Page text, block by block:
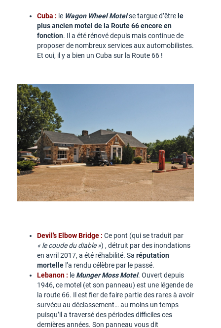
Cuba : le Wagon Wheel Motelse targue d’êtrele
plus ancien motel de la Route 66 encore en
fonction. Il a été rénové depuis mais continue de
proposer de nombreux services aux automobilistes.
Et oui, il y a bien un Cuba sur la Route 66 !
Devil’s Elbow Bridge : Ce pont (qui se traduit par
« le coude du diable ») , détruit par des inondations
en avril 2017, a été réhabilité. Sa réputation
mortelle l’a rendu célèbre par le passé.
Lebanon : le Munger Moss Motel. Ouvert depuis
1946, ce motel (et son panneau) est une légende de
la route 66. Il est fier de faire partie des rares à avoir
survécu au déclassement… au moins un temps
puisqu’il a traversé des périodes difficiles ces
dernières années. Son panneau vous dit